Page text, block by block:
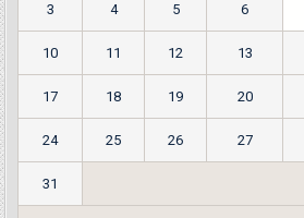
3 4 5 6
10 11 12 13
17 18 19 20
24 25 26 27
31